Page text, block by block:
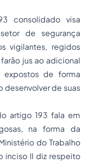
consolidado visa
de segurança
vigilantes, regidos
jus ao adicional
de forma
desenvolver de suas
artigo 193 fala em
na forma da
do Trabalho
inciso II diz respeito